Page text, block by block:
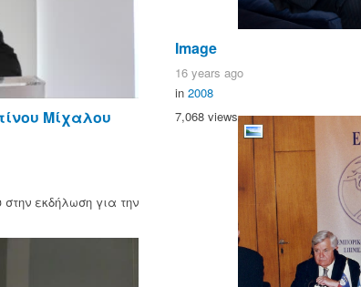
Μίχαλου
εκδήλωση για την
Image
16 years ago
in 2008
7,068 views